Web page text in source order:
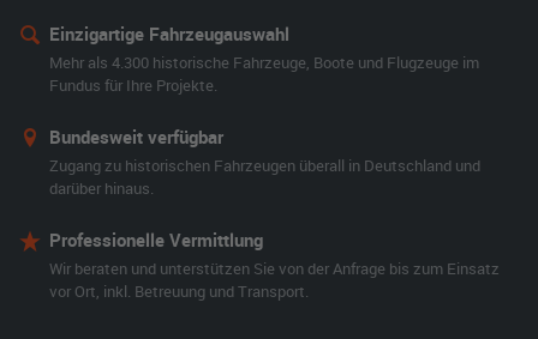
Einzigartige Fahrzeugauswahl
Mehr als 4.300 historische Fahrzeuge, Boote und Flugzeuge im
Fundus für Ihre Projekte.
Bundesweit verfügbar
Zugang zu historischen Fahrzeugen überall in Deutschland und
darüber hinaus.
Professionelle Vermittlung
Wir beraten und unterstützen Sie von der Anfrage bis zum Einsatz
vor Ort, inkl. Betreuung und Transport.